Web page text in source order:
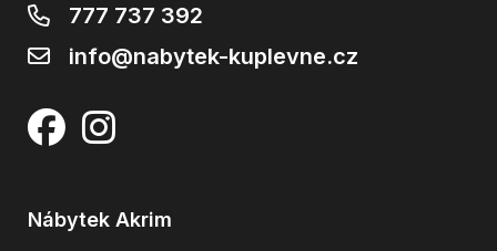
777 737 392
info@nabytek-kuplevne.cz
Nábytek Akrim